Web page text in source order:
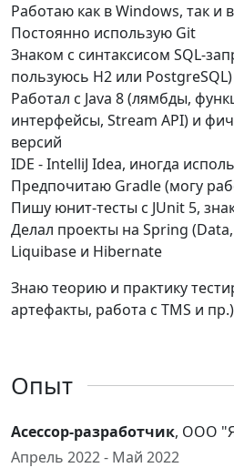
Работаю как в Windows, так и
Постоянно использую Git
Знаком с синтаксисом SQL-
пользуюсь H2 или PostgreSQL)
Работал с Java 8 (лямбды,
интерфейсы, Stream API) и
версий
IDE - IntelliJ Idea, иногда
Предпочитаю Gradle (могу
Пишу юнит-тесты с JUnit 5,
Делал проекты на Spring
Liquibase и Hibernate
Знаю теорию и практику
артефакты, работа с TMS и пр.)
Опыт
Асессор-разработчик, ООО
Апрель 2022 - Май 2022